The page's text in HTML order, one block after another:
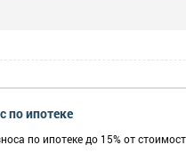
по ипотеке
по ипотеке до 15% от